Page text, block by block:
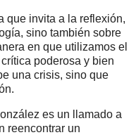
que invita a la reflexión,
sino también sobre
en que utilizamos el
poderosa y bien
una crisis, sino que
es un llamado a
reencontrar un